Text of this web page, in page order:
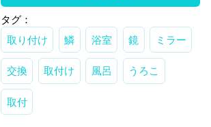
タグ：
取り付け
鱗 浴室 鏡 ミラー
交換 取付け 風呂 うろこ
取付